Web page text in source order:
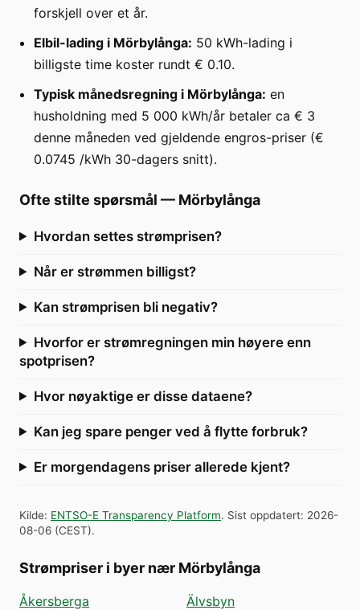
forskjell over et år.
Elbil-lading i Mörbylånga: 50 kWh-lading i
billigste time koster rundt € 0.10.
Typisk månedsregning i Mörbylånga: en
husholdning med 5 000 kWh/år betaler ca € 3
denne måneden ved gjeldende engros-priser (€
0.0745 /kWh 30-dagers snitt).
Ofte stilte spørsmål — Mörbylånga
Hvordan settes strømprisen?
Når er strømmen billigst?
Kan strømprisen bli negativ?
Hvorfor er strømregningen min høyere enn
spotprisen?
Hvor nøyaktige er disse dataene?
Kan jeg spare penger ved å flytte forbruk?
Er morgendagens priser allerede kjent?
Kilde: ENTSO-E Transparency Platform. Sist oppdatert: 2026-
08-06 (CEST).
Strømpriser i byer nær Mörbylånga
Åkersberga
Älvsbyn